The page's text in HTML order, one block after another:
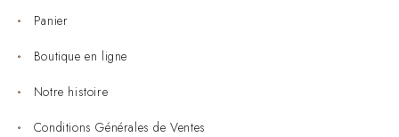
Panier
Boutique en ligne
Notre histoire
Conditions Générales de Ventes